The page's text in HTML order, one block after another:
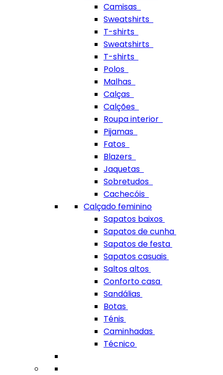
Camisas
Sweatshirts
T-shirts
Sweatshirts
T-shirts
Polos
Malhas
Calças
Calções
Roupa interior
Pijamas
Fatos
Blazers
Jaquetas
Sobretudos
Cachecóis
Calçado feminino
Sapatos baixos
Sapatos de cunha
Sapatos de festa
Sapatos casuais
Saltos altos
Conforto casa
Sandálias
Botas
Ténis
Caminhadas
Técnico